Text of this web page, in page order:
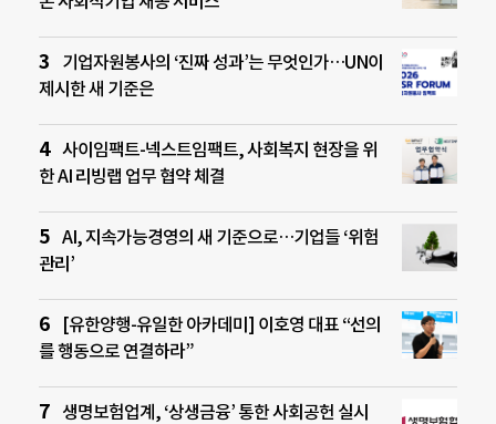
기업자원봉사의 ‘진짜 성과’는 무엇인가…UN이
제시한 새 기준은
사이임팩트-넥스트임팩트, 사회복지 현장을 위
한 AI 리빙랩 업무 협약 체결
AI, 지속가능경영의 새 기준으로…기업들 ‘위험
관리’
[유한양행-유일한 아카데미] 이호영 대표 “선의
를 행동으로 연결하라”
생명보험업계, ‘상생금융’ 통한 사회공헌 실시